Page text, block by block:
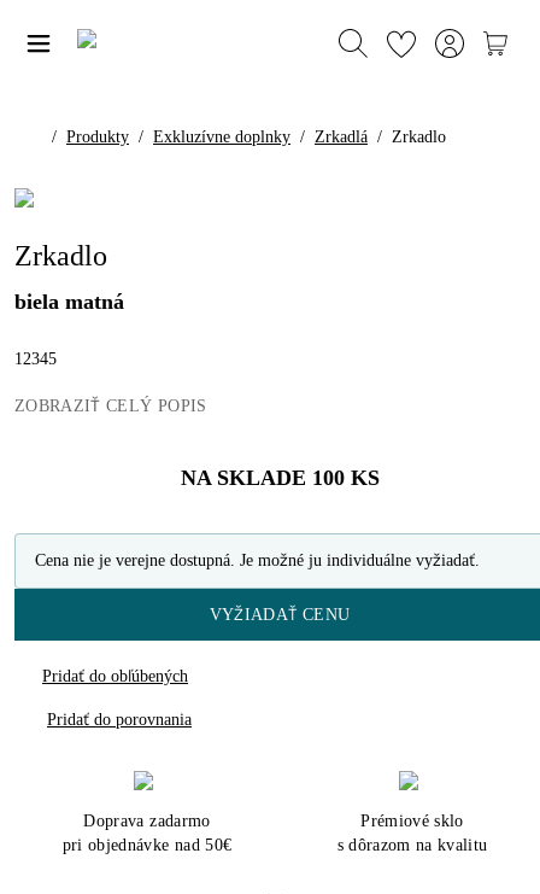
/ Produkty / Exkluzívne doplnky / Zrkadlá / Zrkadlo
Zrkadlo
biela matná
12345
ZOBRAZIŤ CELÝ POPIS
NA SKLADE 100 KS
Cena nie je verejne dostupná. Je možné ju individuálne vyžiadať.
VYŽIADAŤ CENU
Pridať do obľúbených
Pridať do porovnania
Doprava zadarmo
pri objednávke nad 50€
Prémiové sklo
s dôrazom na kvalitu